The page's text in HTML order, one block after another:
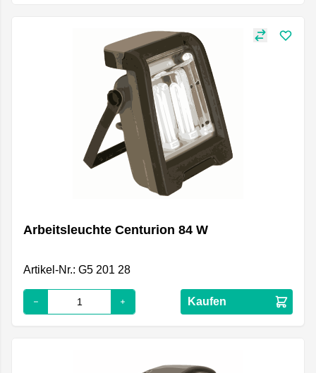
Arbeitsleuchte Centurion 84 W
Artikel-Nr.: G5 201 28
Kaufen